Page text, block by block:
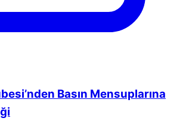
Basın Mensuplarına